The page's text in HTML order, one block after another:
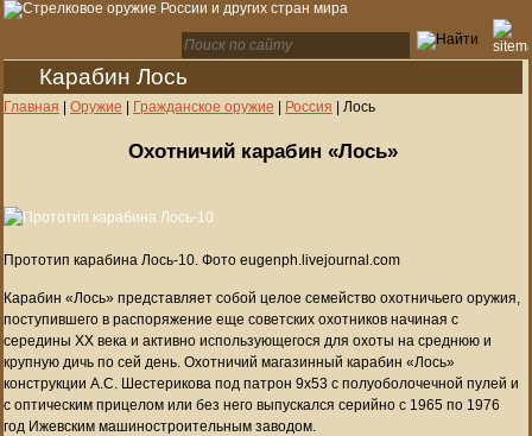
Карабин Лось
Главная Оружие Гражданское оружие Россия Лось
Охотничий карабин «Лось»
Прототип карабина Лось-10. Фото eugenph.livejournal.com
Карабин «Лось» представляет собой целое семейство охотничьего оружия,
поступившего в распоряжение еще советских охотников начиная с
середины XX века и активно использующегося для охоты на среднюю и
крупную дичь по сей день. Охотничий магазинный карабин «Лось»
конструкции А.С. Шестерикова под патрон 9x53 с полуоболочечной пулей и
с оптическим прицелом или без него выпускался серийно с 1965 по 1976
год Ижевским машиностроительным заводом.